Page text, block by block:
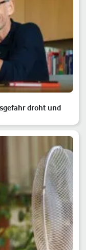
droht und